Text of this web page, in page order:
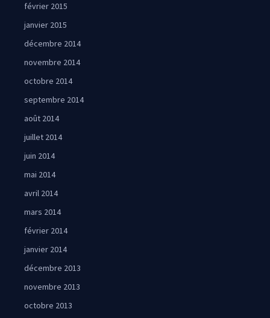
février 2015
janvier 2015
décembre 2014
novembre 2014
octobre 2014
septembre 2014
août 2014
juillet 2014
juin 2014
mai 2014
avril 2014
mars 2014
février 2014
janvier 2014
décembre 2013
novembre 2013
octobre 2013